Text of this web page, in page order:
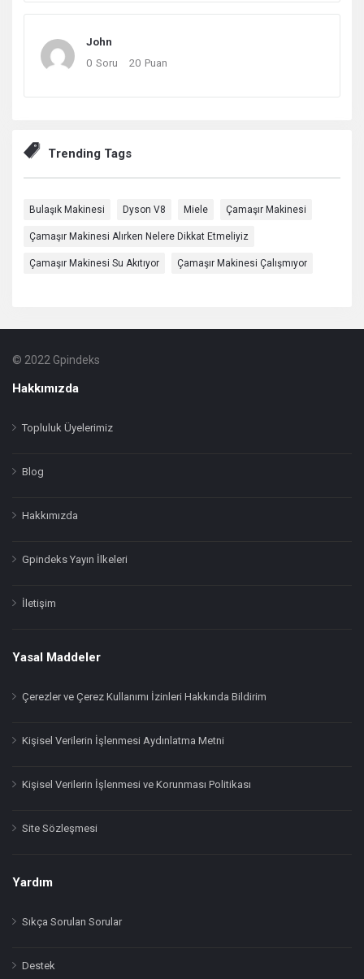
John
0 Soru 20 Puan
Trending Tags
Bulaşık Makinesi Dyson V8 Miele Çamaşır Makinesi
Çamaşır Makinesi Alırken Nelere Dikkat Etmeliyiz
Çamaşır Makinesi Su Akıtıyor Çamaşır Makinesi Çalışmıyor
Footer
Hakkında
© 2022 Gpindeks
Hakkımızda
Topluluk Üyelerimiz
Blog
Hakkımızda
Gpindeks Yayın İlkeleri
İletişim
Yasal Maddeler
Çerezler ve Çerez Kullanımı İzinleri Hakkında Bildirim
Kişisel Verilerin İşlenmesi Aydınlatma Metni
Kişisel Verilerin İşlenmesi ve Korunması Politikası
Site Sözleşmesi
Yardım
Sıkça Sorulan Sorular
Destek